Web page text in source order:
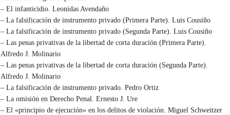
– El infanticidio. Leonidas Avendaño
– La falsificación de instrumento privado (Primera Parte). Luis Cousiño
– La falsificación de instrumento privado (Segunda Parte). Luis Cousiño
– Las penas privativas de la libertad de corta duración (Primera Parte).
Alfredo J. Molinario
– Las penas privativas de la libertad de corta duración (Segunda Parte).
Alfredo J. Molinario
– La falsificación de instrumento privado. Pedro Ortiz
– La omisión en Derecho Penal. Ernesto J. Ure
– El «principio de ejecución» en los delitos de violación. Miguel Schweitzer